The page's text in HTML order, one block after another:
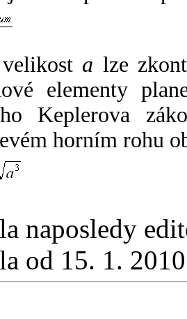
a lze
elementy
Keplerova
horním rohu
naposledy
od 15. 1.